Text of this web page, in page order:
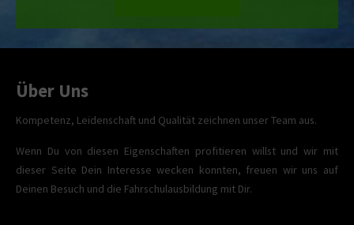
Über Uns
Kompetenz, Leidenschaft und Qualität zeichnen unser Team aus.
Wenn Du von diesen Eigenschaften profitieren willst und wir mit
dieser Seite Dein Interesse wecken konnten, freuen wir uns auf
Deinen Besuch und die Fahrschulausbildung mit Dir.